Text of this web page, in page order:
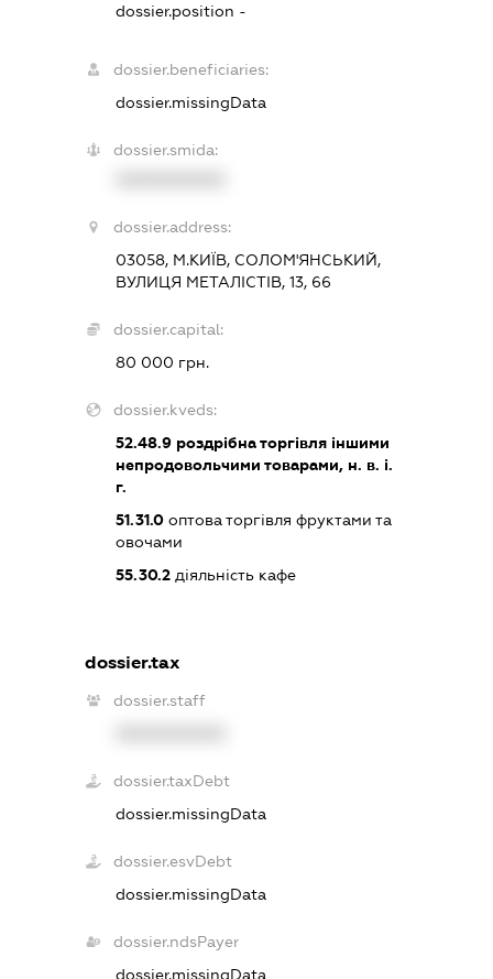
dossier.position -
dossier.beneficiaries:
dossier.missingData
dossier.smida:
dossier.address:
03058, М.КИЇВ, СОЛОМ'ЯНСЬКИЙ,
ВУЛИЦЯ МЕТАЛІСТІВ, 13, 66
dossier.capital:
80 000 грн.
dossier.kveds:
52.48.9 роздрібна торгівля іншими
непродовольчими товарами, н. в. і.
г.
51.31.0 оптова торгівля фруктами та
овочами
55.30.2 діяльність кафе
dossier.tax
dossier.staff
dossier.taxDebt
dossier.missingData
dossier.esvDebt
dossier.missingData
dossier.ndsPayer
dossier.missingData